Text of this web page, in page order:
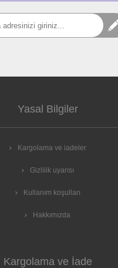
Yasal Bilgiler
Kargolama ve iadeler
Gizlilik uyarısı
Kullanım koşulları
Hakkımızda
Kargolama ve İade